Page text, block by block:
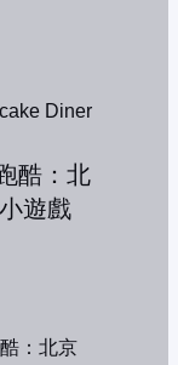
Diner
：北京